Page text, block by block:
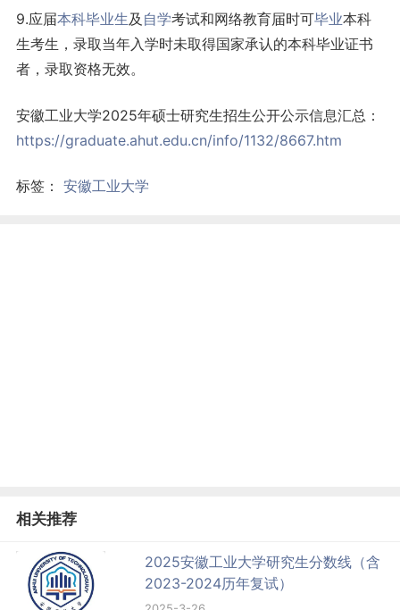
9.应届本科毕业生及 自学考试和网络教育届时可毕业本科
生考生，录取当年入学时未取得国家承认的本科毕业证书
者，录取资格无效。
安徽工业大学2025年硕士研究生招生公开公示信息汇总：
https://graduate.ahut.edu.cn/info/1132/8667.htm
标签： 安徽工业大学
相关推荐
2025安徽工业大学研究生分数线（含
2023-2024历年复试）